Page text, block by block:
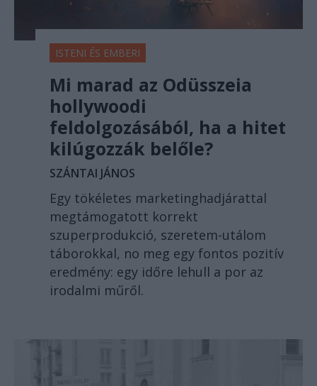
ISTENI ÉS EMBERI
Mi marad az Odüsszeia
hollywoodi
feldolgozásából, ha a hitet
kilúgozzák belőle?
SZÁNTAI JÁNOS
Egy tökéletes marketinghadjárattal
megtámogatott korrekt
szuperprodukció, szeretem-utálom
táborokkal, no meg egy fontos pozitív
eredmény: egy időre lehull a por az
irodalmi műről.